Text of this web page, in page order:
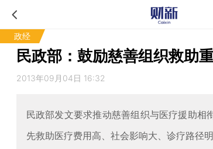
政经
民政部：鼓励慈善组织救助
2013年09月04日 16:32
民政部发文要求推动慈善组织与医疗援助相
先救助医疗费用高、社会影响大、诊疗路径